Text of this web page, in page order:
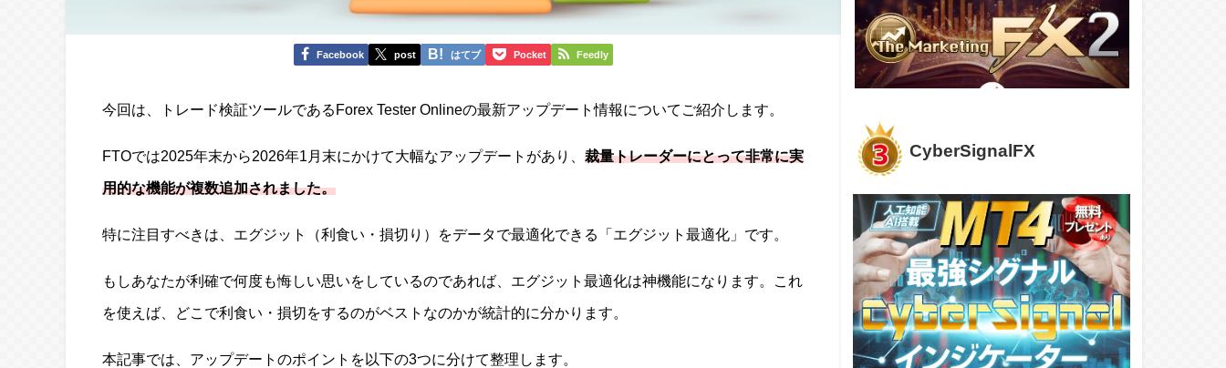
Facebook post はてブ Pocket Feedly
今回は、トレード検証ツールであるForex Tester Onlineの最新アップデート情報についてご紹介します。
FTOでは2025年末から2026年1月末にかけて大幅なアップデートがあり、 裁量トレーダーにとって非常に実
用的な機能が複数追加されました。
特に注目すべきは、エグジット（利食い・損切り）をデータで最適化できる「エグジット最適化」です。
もしあなたが利確で何度も悔しい思いをしているのであれば、エグジット最適化は神機能になります。これ
を使えば、どこで利食い・損切をするのがベストなのかが統計的に分かります。
本記事では、アップデートのポイントを以下の3つに分けて整理します。
CyberSignalFX